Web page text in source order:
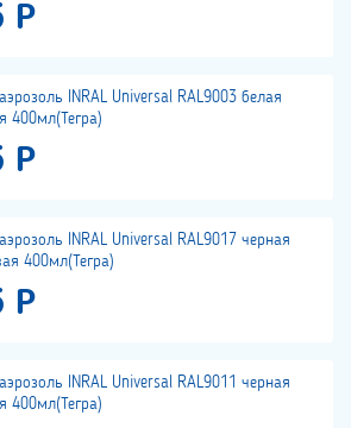
Р
INRAL Universal RAL9003 белая
400мл(Тегра)
Р
INRAL Universal RAL9017 черная
400мл(Тегра)
Р
INRAL Universal RAL9011 черная
400мл(Тегра)